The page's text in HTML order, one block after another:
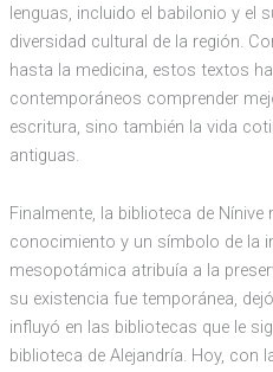
lenguas, incluido el babilonio y el
diversidad cultural de la región.
hasta la medicina, estos textos
contemporáneos comprender
escritura, sino también la vida
antiguas.
Finalmente, la biblioteca de
conocimiento y un símbolo de la
mesopotámica atribuía a la
su existencia fue temporánea,
influyó en las bibliotecas que le
biblioteca de Alejandría. Hoy, con